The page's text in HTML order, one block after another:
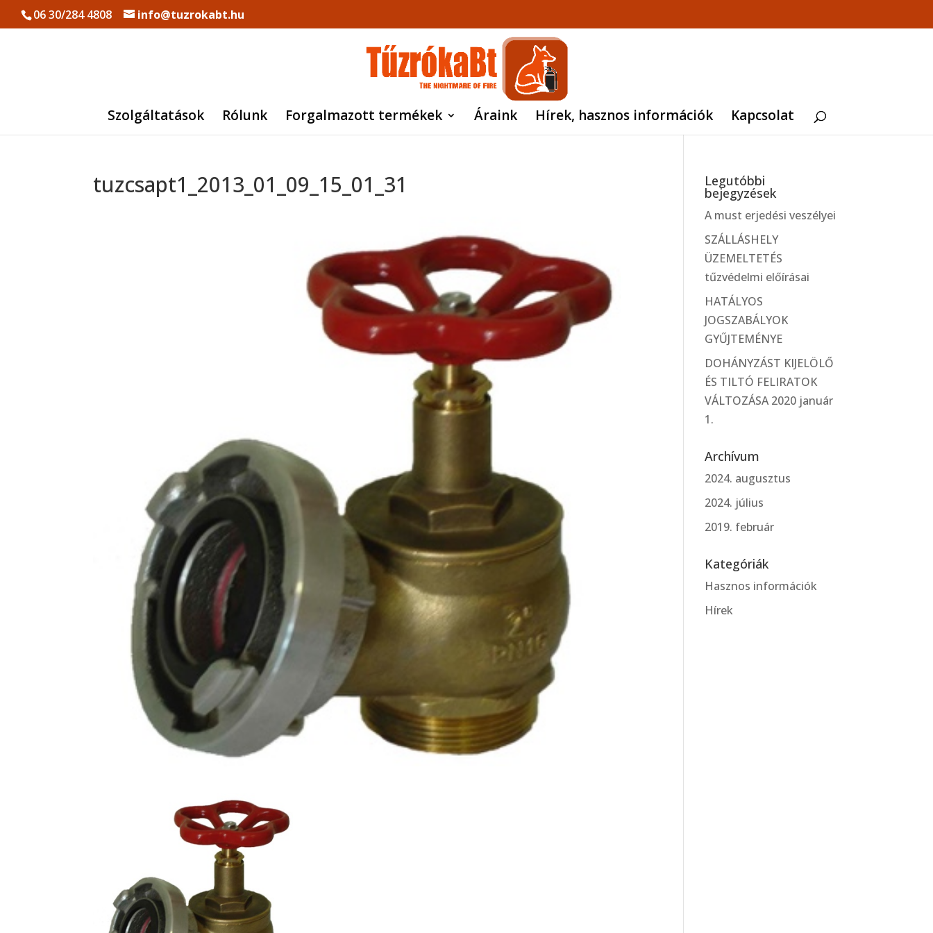
06 30/284 4808 info@tuzrokabt.hu
Szolgáltatások Rólunk Forgalmazott termékek Áraink Hírek, hasznos információk Kapcsolat
tuzcsapt1_2013_01_09_15_01_31 Legutóbbi
bejegyzések
A must erjedési veszélyei
SZÁLLÁSHELY
ÜZEMELTETÉS
tűzvédelmi előírásai
HATÁLYOS
JOGSZABÁLYOK
GYŰJTEMÉNYE
DOHÁNYZÁST KIJELÖLŐ
ÉS TILTÓ FELIRATOK
VÁLTOZÁSA 2020 január
1.
Archívum
2024. augusztus
2024. július
2019. február
Kategóriák
Hasznos információk
Hírek